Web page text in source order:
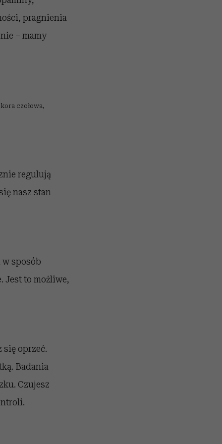
pragnienia
– mamy
czołowa,
regulują
nasz stan
sposób
Jest to możliwe,
się oprzeć.
Badania
Czujesz